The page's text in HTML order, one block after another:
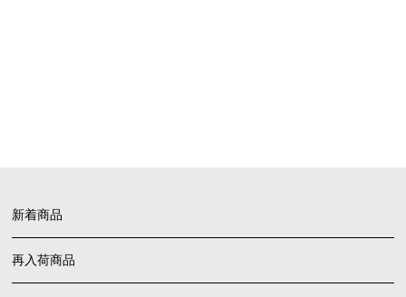
新着商品
再入荷商品